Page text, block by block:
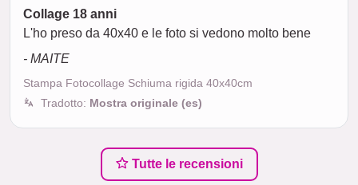
Collage 18 anni
L'ho preso da 40x40 e le foto si vedono molto bene
- MAITE
Stampa Fotocollage Schiuma rigida 40x40cm
Tradotto: Mostra originale (es)
Tutte le recensioni